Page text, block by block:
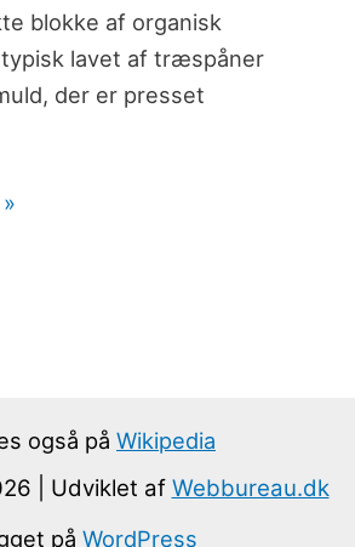
blokke af organisk
lavet af træspåner
der er presset
også på Wikipedia
| Udviklet af Webbureau.dk
på WordPress